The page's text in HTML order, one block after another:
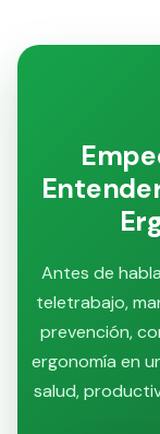
Antes de
teletrabajo,
prevención,
ergonomía en
salud,